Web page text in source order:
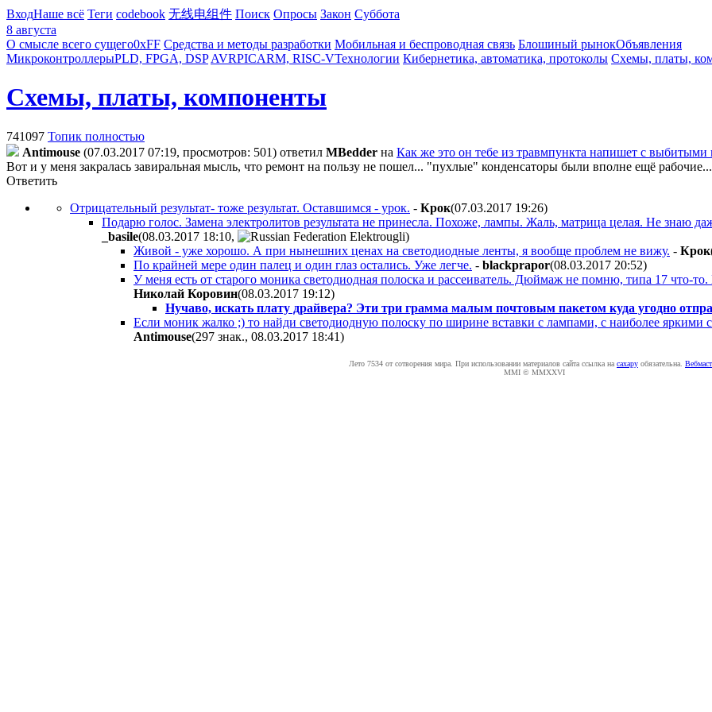
ВходНаше всё Теги codebook 无线电组件 Поиск Опросы Закон Суббота
8 августа
О смысле всего сущего0xFF Средства и методы разработки Мобильная и беспроводная связь Блошиный рынокОбъявления
МикроконтроллерыPLD, FPGA, DSP AVRPICARM, RISC-VТехнологии Кибернетика, автоматика, протоколы Схемы, платы,
Схемы, платы, компоненты
741097 Топик полностью
Antimouse (07.03.2017 07:19, просмотров: 501) ответил MBedder на Как же это он тебе из травмпункта напишет с
Вот и у меня закралась завиральная мысль, что ремонт на пользу не пошел... "пухлые" конденсаторы были вполне ещё
Ответить
Отрицательный результат- тоже результат. Оставшимся - урок. - Крок(07.03.2017 19:26)
Подарю голос. Замена электролитов результата не принесла. Похоже, лампы. Жаль, матрица целая. Не знаю
_basile(08.03.2017 18:10,
)
Живой - уже хорошо. А при нынешних ценах на светодиодные ленты, я вообще проблем не вижу. - Крок
По крайней мере один палец и один глаз остались. Уже легче. - blackprapor(08.03.2017 20:52)
У меня есть от старого моника светодиодная полоска и рассеиватель. Дюймаж не помню, типа 17 что-
Николай Коровин(08.03.2017 19:12)
Нучаво, искать плату драйвера? Эти три грамма малым почтовым пакетом куда угодно
Если моник жалко ;) то найди светодиодную полоску по ширине вставки с лампами, с наиболее яркими
Antimouse(297 знак., 08.03.2017 18:41)
Лето 7534 от сотворения мира. При использовании материалов сайта ссылка на caxapу обязательна.
MMI © MMXXVI